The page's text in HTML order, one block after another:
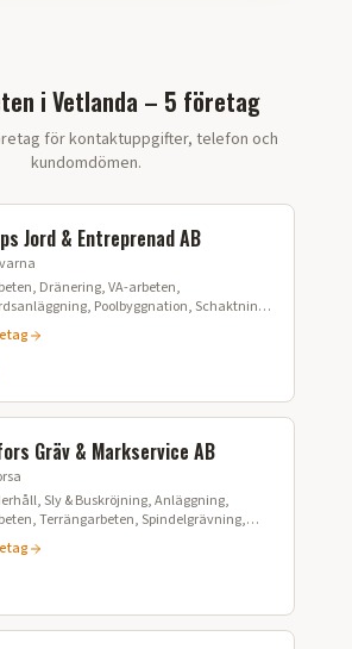
i Vetlanda – 5 företag
för kontaktuppgifter, telefon och
kundomdömen.
Jord & Entreprenad AB
Dränering, VA-arbeten,
Poolbyggnation, Schaktning,
Asfaltering, Stensättning
Gräv & Markservice AB
Sly & Buskröjning, Anläggning,
Terrängarbeten, Spindelgrävning,